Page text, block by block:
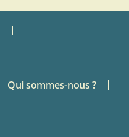
Qui sommes-nous ?